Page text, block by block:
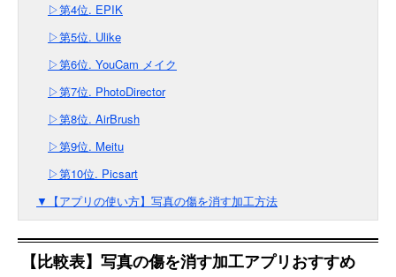
▷第4位. EPIK
▷第5位. Ulike
▷第6位. YouCam メイク
▷第7位. PhotoDirector
▷第8位. AirBrush
▷第9位. Meitu
▷第10位. Picsart
▼【アプリの使い方】写真の傷を消す加工方法
【比較表】写真の傷を消す加工アプリおすすめ